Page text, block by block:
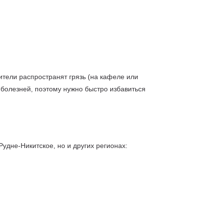
распространят грязь (на кафеле или
поэтому нужно быстро избавиться
Никитское, но и других регионах: